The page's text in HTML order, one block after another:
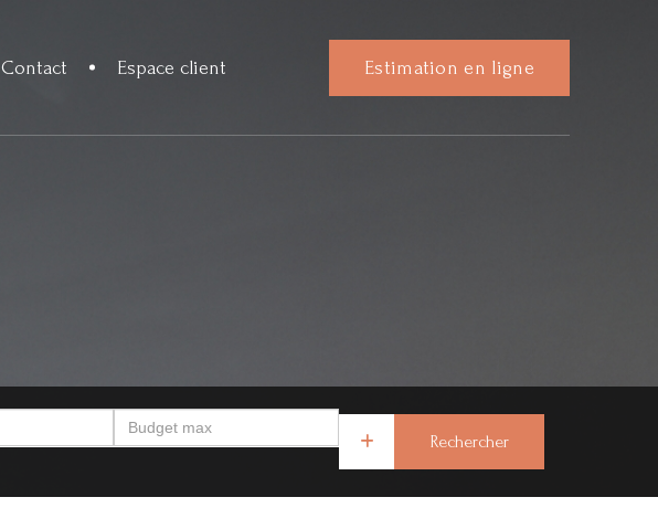
Contact Espace client Estimation en ligne
Rechercher